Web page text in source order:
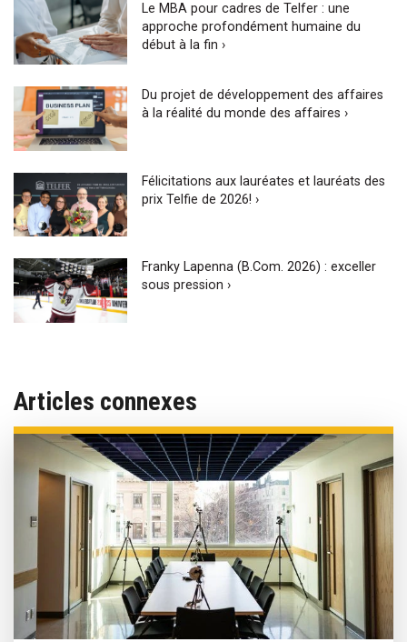
Le MBA pour cadres de Telfer : une
approche profondément humaine du
début à la fin ›
Du projet de développement des affaires
à la réalité du monde des affaires ›
Félicitations aux lauréates et lauréats des
prix Telfie de 2026! ›
Franky Lapenna (B.Com. 2026) : exceller
sous pression ›
Articles connexes